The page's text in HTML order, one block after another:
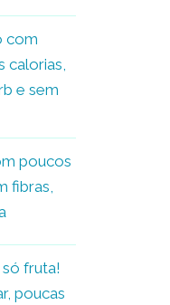
com
calorias,
e sem
poucos
fibras,
só fruta!
poucas